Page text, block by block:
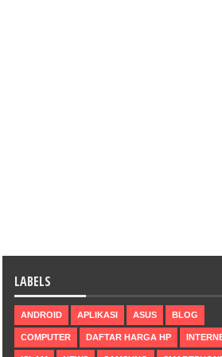
LABELS
ANDROID APLIKASI ASUS BLOG
COMPUTER DAFTAR HARGA HP